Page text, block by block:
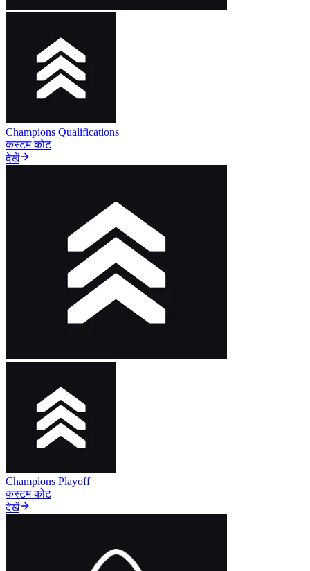
Champions Qualifications
कस्टम कोट
देखें
Champions Playoff
कस्टम कोट
देखें